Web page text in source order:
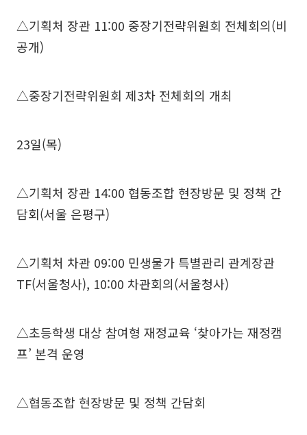
△기획처 장관 11:00 중장기전략위원회 전체회의(비
공개)
△중장기전략위원회 제3차 전체회의 개최
23일(목)
△기획처 장관 14:00 협동조합 현장방문 및 정책 간
담회(서울 은평구)
△기획처 차관 09:00 민생물가 특별관리 관계장관
TF(서울청사), 10:00 차관회의(서울청사)
△초등학생 대상 참여형 재정교육 ‘찾아가는 재정캠
프’ 본격 운영
△협동조합 현장방문 및 정책 간담회